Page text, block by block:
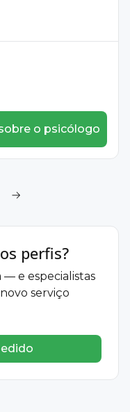
o psicólogo
perfis?
e especialistas
serviço